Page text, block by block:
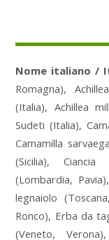
Nome italiano /
Romagna),
(Italia), Achillea
Sudeti (Italia),
Camamilla
(Sicilia),
(Lombardia,
legnaiolo
Ronco), Erba da
(Veneto,